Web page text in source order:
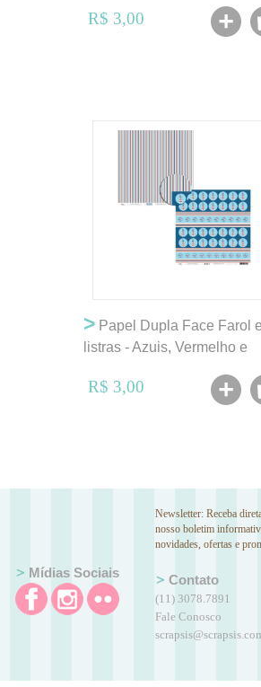
R$ 3,00
> Papel Dupla Face Farol e
listras - Azuis, Vermelho e
R$ 3,00
Mídias Sociais
Newsletter: Receba
nosso boletim
novidades, ofertas e
Contato
(11) 3078.7891
Fale Conosco